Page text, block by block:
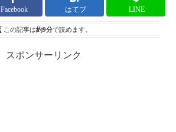
Facebook はてブ LINE
この記事は約9分で読めます。
スポンサーリンク